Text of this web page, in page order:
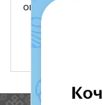
операции,